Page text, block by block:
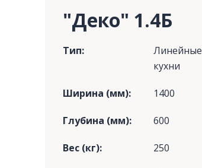
"Деко" 1.4Б
Тип:
Линейные
кухни
Ширина (мм): 1400
Глубина (мм): 600
Вес (кг): 250